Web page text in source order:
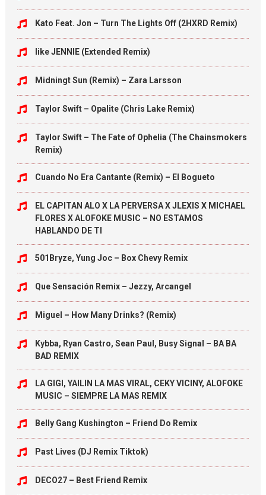
Kato Feat. Jon – Turn The Lights Off (2HXRD Remix)
like JENNIE (Extended Remix)
Midningt Sun (Remix) – Zara Larsson
Taylor Swift – Opalite (Chris Lake Remix)
Taylor Swift – The Fate of Ophelia (The Chainsmokers
Remix)
Cuando No Era Cantante (Remix) – El Bogueto
EL CAPITAN ALO X LA PERVERSA X JLEXIS X MICHAEL
FLORES X ALOFOKE MUSIC – NO ESTAMOS
HABLANDO DE TI
501Bryze, Yung Joc – Box Chevy Remix
Que Sensación Remix – Jezzy, Arcangel
Miguel – How Many Drinks? (Remix)
Kybba, Ryan Castro, Sean Paul, Busy Signal – BA BA
BAD REMIX
LA GIGI, YAILIN LA MAS VIRAL, CEKY VICINY, ALOFOKE
MUSIC – SIEMPRE LA MAS REMIX
Belly Gang Kushington – Friend Do Remix
Past Lives (DJ Remix Tiktok)
DECO27 – Best Friend Remix